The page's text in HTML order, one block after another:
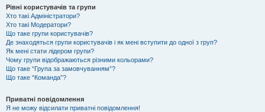
Рівні користувачів та групи
Хто такі Адміністратори?
Хто такі Модератори?
Що таке групи користувачів?
Де знаходяться групи користувачів і як мені вступити до одної з груп?
Як мені стати лідером групи?
Чому групи відображаються різними кольорами?
Що таке “Група за замовчуванням”?
Що таке “Команда”?
Приватні повідомлення
Я не можу відсилати приватні повідомлення!